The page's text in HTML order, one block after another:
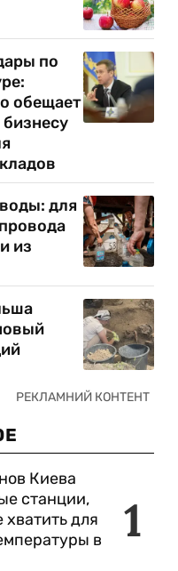
по
обещает
для
из
1
Киева
станции,
для
в